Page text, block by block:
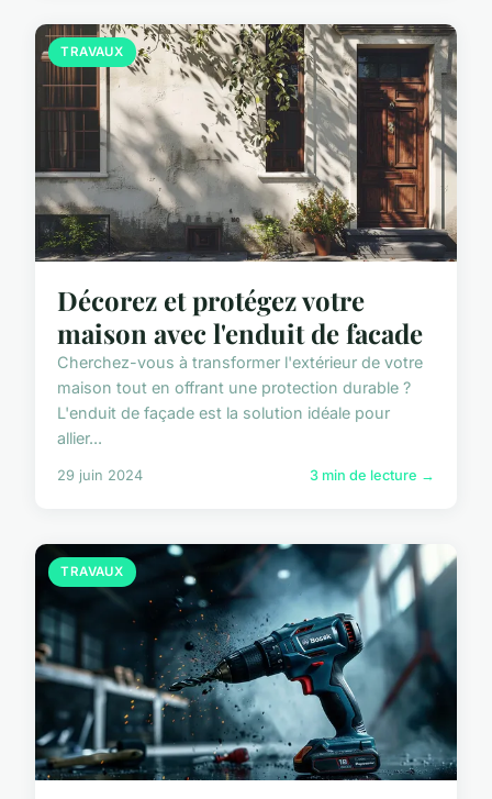
TRAVAUX
Décorez et protégez votre
maison avec l'enduit de facade
Cherchez-vous à transformer l'extérieur de votre
maison tout en offrant une protection durable ?
L'enduit de façade est la solution idéale pour
allier...
29 juin 2024 3 min de lecture →
TRAVAUX